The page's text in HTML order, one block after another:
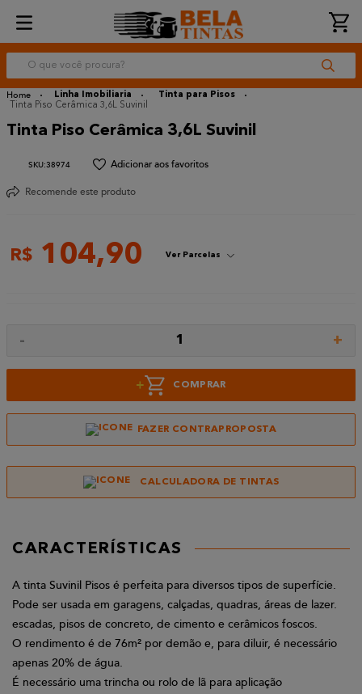
O que você procura?
Linha Imobiliaria
Tinta para Pisos
Tinta Piso Cerâmica 3,6L Suvinil
Tinta Piso Cerâmica 3,6L Suvinil
:38974
Recomende este produto
R$ 104,90 Ver Parcelas
- 1 +
+ COMPRAR
FAZER CONTRAPROPOSTA
CALCULADORA DE TINTAS
CARACTERÍSTICAS
A tinta Suvinil Pisos é perfeita para diversos tipos de superfície.
Pode ser usada em garagens, calçadas, quadras, áreas de lazer.
escadas, pisos de concreto, de cimento e cerâmicos foscos.
O rendimento é de 76m² por demão e, para diluir, é necessário
apenas 20% de água.
É necessário uma trincha ou rolo de lã para aplicação